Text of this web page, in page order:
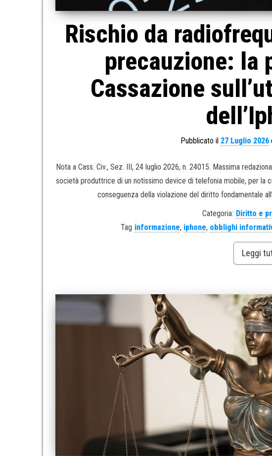
Rischio da
precauzione: la
Cassazione
Pubblicato il 27 Luglio 2026
Nota a Cass. Civ., Sez. III, 24 luglio 2026, n. 24015. Massima
società produttrice di un notissimo device di telefonia mobile, per la
conseguenza della violazione del diritto fondamentale
Categoria: Diritto e
Tag informazione, iphone, obblighi
Leggi